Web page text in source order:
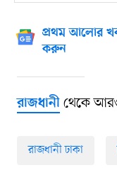
প্রথম আলোর
করুন
রাজধানীথেকে
রাজধানী ঢাকা